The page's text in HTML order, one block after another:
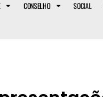
CONSELHO SOCIAL